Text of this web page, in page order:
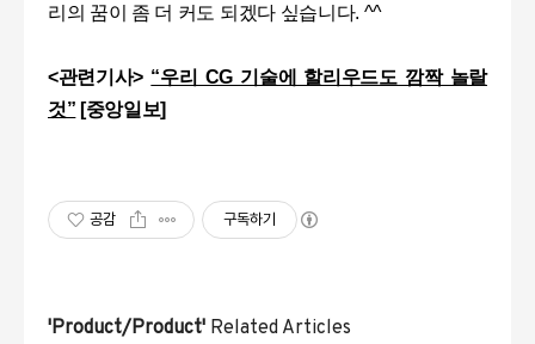
리의 꿈이 좀 더 커도 되겠다 싶습니다. ^^
<관련기사> “우리 CG 기술에 할리우드도 깜짝 놀랄
것” [중앙일보]
공감 구독하기
'Product/Product' Related Articles